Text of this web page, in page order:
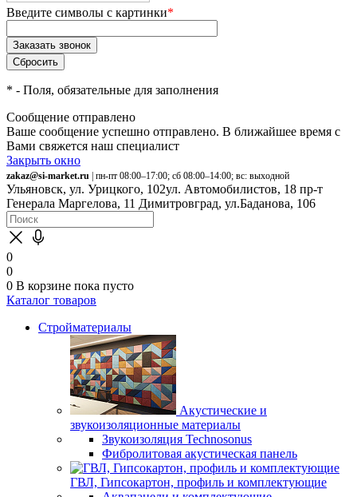
Введите символы с картинки*
* - Поля, обязательные для заполнения
Сообщение отправлено
Ваше сообщение успешно отправлено. В ближайшее время с
Вами свяжется наш специалист
Закрыть окно
zakaz@si-market.ru | пн-пт 08:00–17:00; сб 08:00–14:00; вс: выходной
Ульяновск, ул. Урицкого, 102ул. Автомобилистов, 18 пр-т
Генерала Маргелова, 11 Димитровград, ул.Баданова, 106
0
0
0 В корзине пока пусто
Каталог товаров
Стройматериалы
Акустические и
звукоизоляционные материалы
Звукоизоляция Technosonus
Фибролитовая акустическая панель
ГВЛ, Гипсокартон, профиль и комплектующие